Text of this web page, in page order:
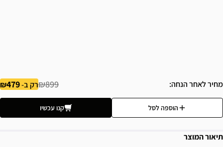
מחיר לאחר הנחה ₪899רק ב-479
הוספה לסל קנו עכשיו
תיאור המוצר